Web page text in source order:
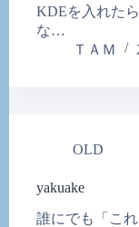
KDEを入れたら
な…
ＴＡＭ
OLD
yakuake
誰にでも「こ